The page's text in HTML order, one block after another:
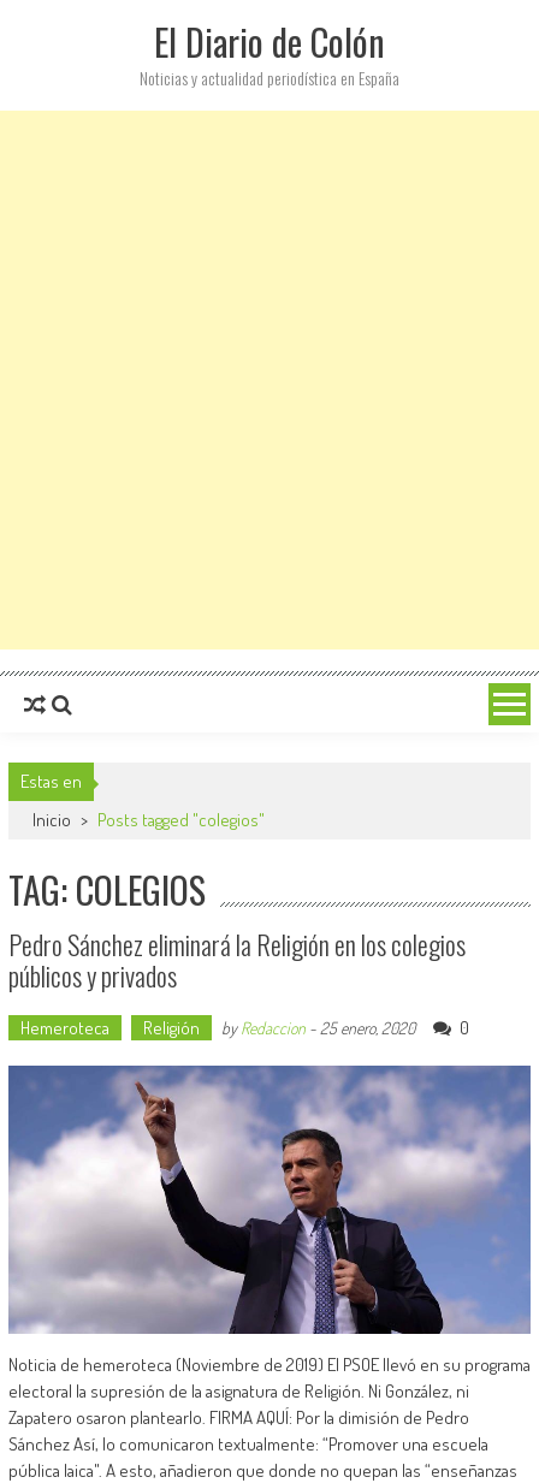
El Diario de Colón
Noticias y actualidad periodística en España
Estas en
Inicio > Posts tagged "colegios"
TAG: COLEGIOS
Pedro Sánchez eliminará la Religión en los colegios
públicos y privados
Hemeroteca Religión byRedaccion- 25 enero, 2020 0
Noticia de hemeroteca (Noviembre de 2019) El PSOE llevó en su programa
electoral la supresión de la asignatura de Religión. Ni González, ni
Zapatero osaron plantearlo. FIRMA AQUÍ: Por la dimisión de Pedro
Sánchez Así, lo comunicaron textualmente: “Promover una escuela
pública laica". A esto, añadieron que donde no quepan las “enseñanzas